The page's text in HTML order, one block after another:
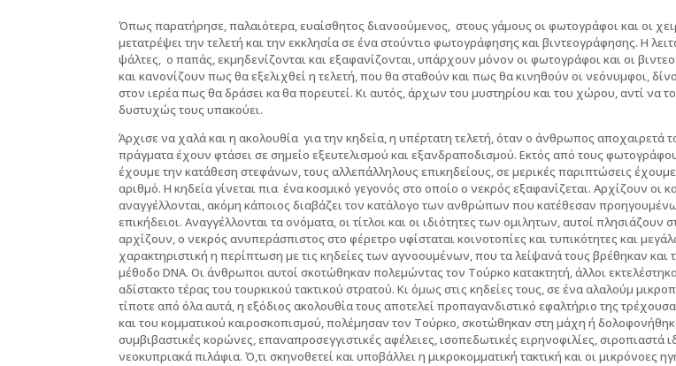
Όπως παρατήρησε, παλαιότερα, ευαίσθητος διανοούμενος, στους γάμους οι φωτογράφοι και οι
μετατρέψει την τελετή και την εκκλησία σε ένα στούντιο φωτογράφησης και βιντεογράφησης. Η
ψάλτες, ο παπάς, εκμηδενίζονται και εξαφανίζονται, υπάρχουν μόνον οι φωτογράφοι και οι
και κανονίζουν πως θα εξελιχθεί η τελετή, που θα σταθούν και πως θα κινηθούν οι νεόνυμφοι,
στον ιερέα πως θα δράσει κα θα πορευτεί. Κι αυτός, άρχων του μυστηρίου και του χώρου, αντί να
δυστυχώς τους υπακούει.
Άρχισε να χαλά και η ακολουθία για την κηδεία, η υπέρτατη τελετή, όταν ο άνθρωπος αποχαιρετά
πράγματα έχουν φτάσει σε σημείο εξευτελισμού και εξανδραποδισμού. Εκτός από τους
έχουμε την κατάθεση στεφάνων, τους αλλεπάλληλους επικηδείους, σε μερικές παριπτώσεις
αριθμό. Η κηδεία γίνεται πια ένα κοσμικό γεγονός στο οποίο ο νεκρός εξαφανίζεται. Αρχίζουν οι
αναγγέλλονται, ακόμη κάποιος διαβάζει τον κατάλογο των ανθρώπων που κατέθεσαν
επικήδειοι. Αναγγέλλονται τα ονόματα, οι τίτλοι και οι ιδιότητες των ομιλητων, αυτοί πλησιάζουν
αρχίζουν, ο νεκρός ανυπεράσπιστος στο φέρετρο υφίσταται κοινοτοπίες και τυπικότητες και
χαρακτηριστική η περίπτωση με τις κηδείες των αγνοουμένων, που τα λείψανά τους βρέθηκαν και
μέθοδο DNA. Οι άνθρωποι αυτοί σκοτώθηκαν πολεμώντας τον Τούρκο κατακτητή, άλλοι
αδίστακτο τέρας του τουρκικού τακτικού στρατού. Κι όμως στις κηδείες τους, σε ένα αλαλούμ
τίποτε από όλα αυτά, η εξόδιος ακολουθία τους αποτελεί προπαγανδιστικό εφαλτήριο της
και του κομματικού καιροσκοπισμού, πολέμησαν τον Τούρκο, σκοτώθηκαν στη μάχη ή
συμβιβαστικές κορώνες, επαναπροσεγγιστικές αφέλειες, ισοπεδωτικές ειρηνοφιλίες, σιροπιαστά
νεοκυπριακά πιλάφια. Ό,τι σκηνοθετεί και υποβάλλει η μικροκομματική τακτική και οι μικρόνοες